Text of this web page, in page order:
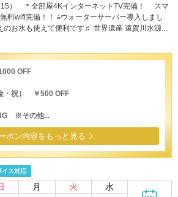
） ＊全部屋4KインターネットTV完備！ スマ
料wifi完備！！ ⁂ウォーターサーバー導入しまし
お水も使えて便利です♬ 世界遺産 遠賀川水源...
OFF
・祝） ￥500 OFF
※その他...
ポン内容をもっと見る
イス対応
月 火 水